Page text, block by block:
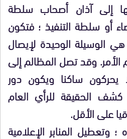
إلى آذان أصحاب سلطة
أو سلطة التنفيذ ؛ فتكون
الوسيلة الوحيدة لإيصال
وقد تصل المظالم إلى
ساكنا ويكون دور
كشف الحقيقة للرأي العام
على الأقل.
وتعطيل المنابر الإعلامية